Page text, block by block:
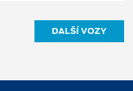
DALŠÍ VOZY